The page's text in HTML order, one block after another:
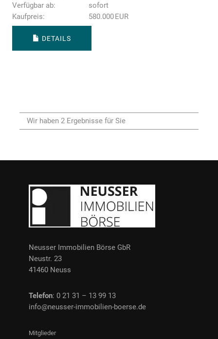
Verfügbar ab:
sofort
Kaufpreis:
580.000 EUR
DETAILS
Wir haben 2 Ergebnisse für Sie
Neusser Immobilien Börse GbR
Neustr. 23
41460 Neuss
Telefon: 0 21 31 – 13 99 13
info@neusser-immobilien-boerse.de
Mitglieder